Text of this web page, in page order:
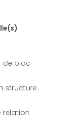
de bloc
structure
relation